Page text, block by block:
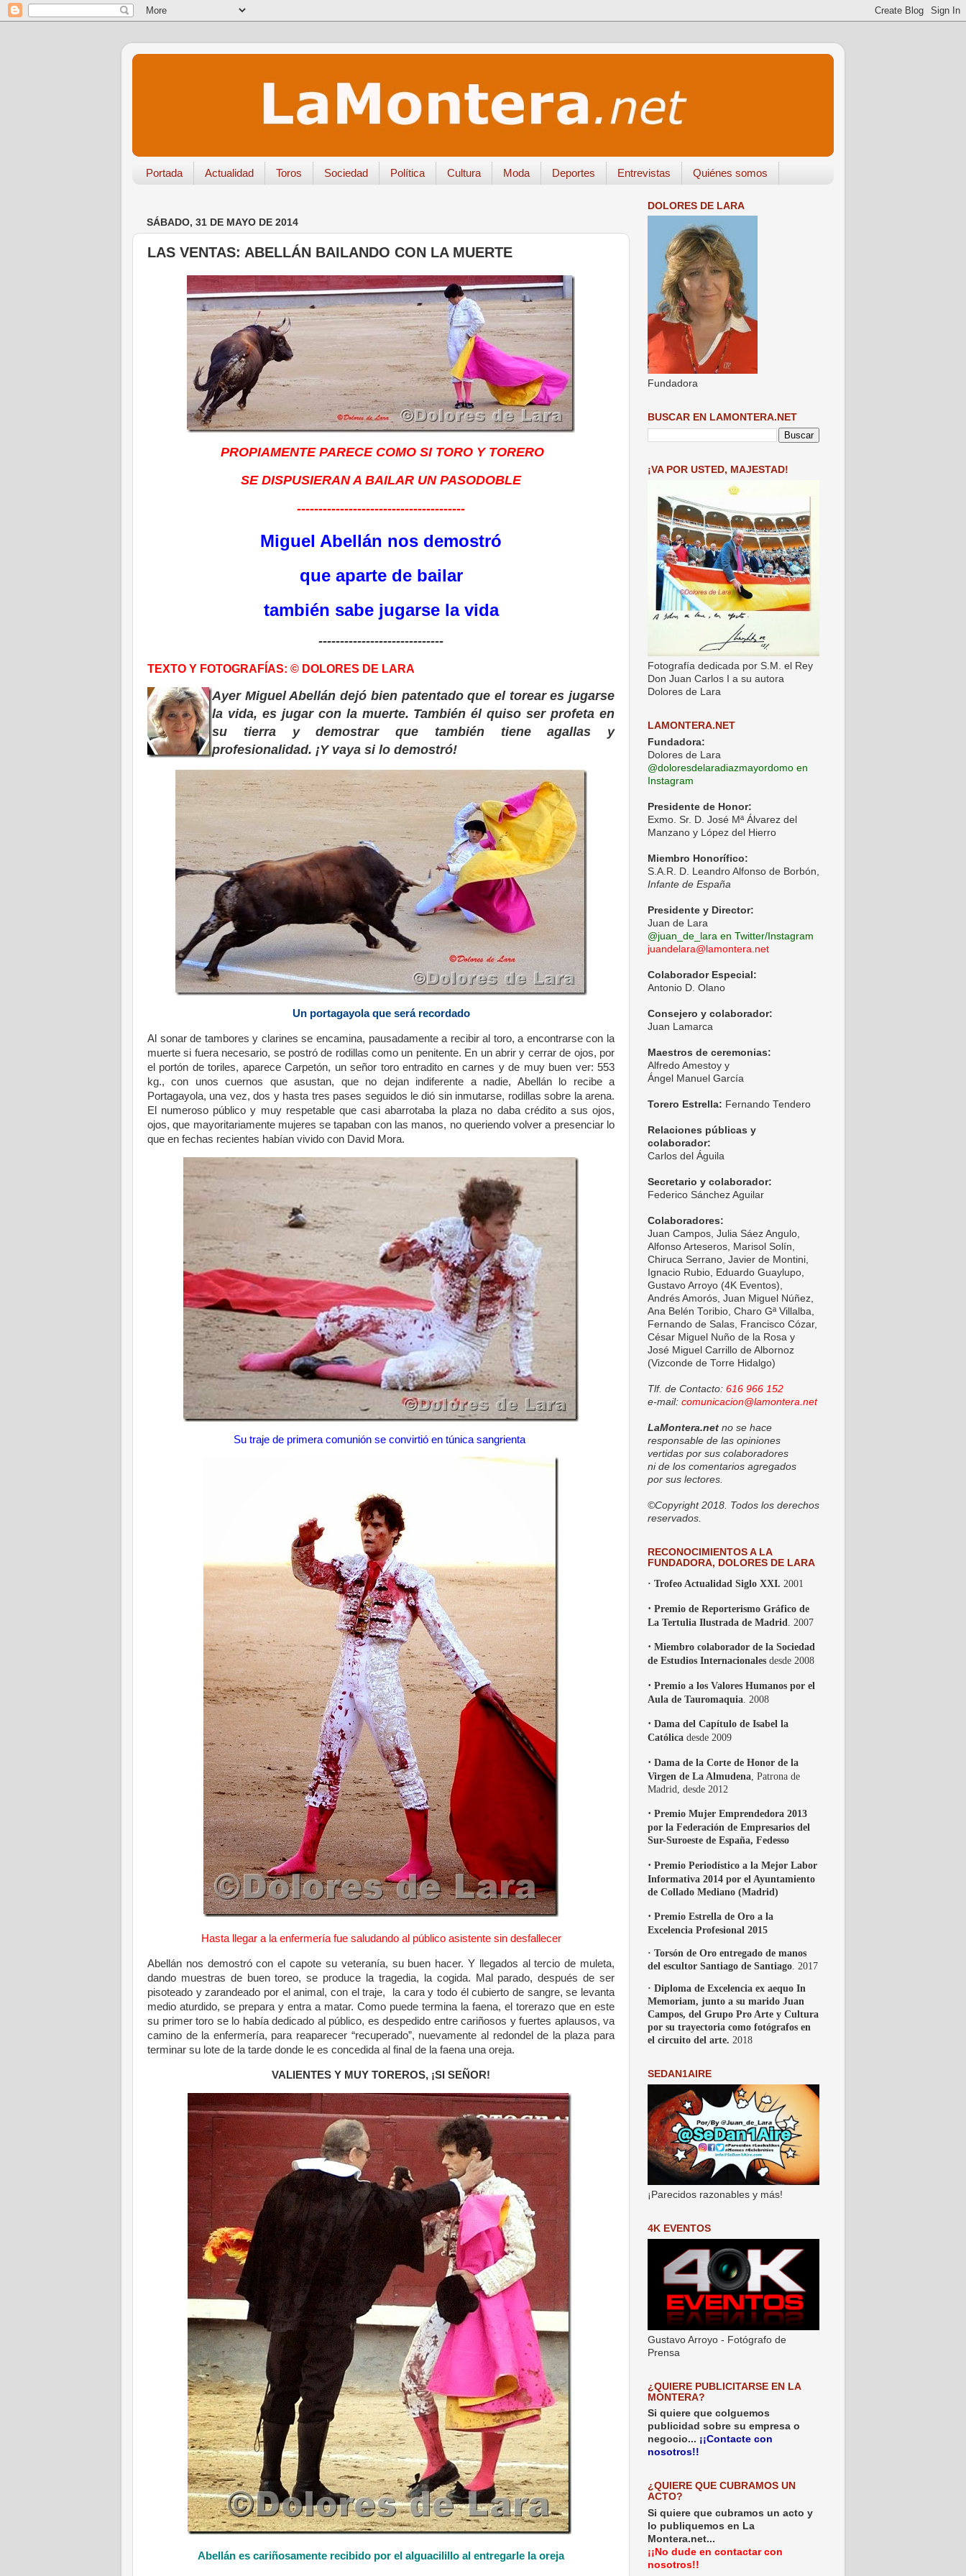
Portada Actualidad Toros Sociedad Política Cultura Moda Deportes Entrevistas Quiénes somos
SÁBADO, 31 DE MAYO DE 2014
LAS VENTAS: ABELLÁN BAILANDO CON LA MUERTE
PROPIAMENTE PARECE COMO SI TORO Y TORERO
SE DISPUSIERAN A BAILAR UN PASODOBLE
---------------------------------------
Miguel Abellán nos demostró
que aparte de bailar
también sabe jugarse la vida
-----------------------------
TEXTO Y FOTOGRAFÍAS: © DOLORES DE LARA
Ayer Miguel Abellán dejó bien patentado que el torear es jugarse
la vida, es jugar con la muerte. También él quiso ser profeta en
su tierra y demostrar que también tiene agallas y
profesionalidad. ¡Y vaya si lo demostró!
Un portagayola que será recordado
Al sonar de tambores y clarines se encamina, pausadamente a recibir al toro, a encontrarse con la
muerte si fuera necesario, se postró de rodillas como un penitente. En un abrir y cerrar de ojos, por
el portón de toriles, aparece Carpetón, un señor toro entradito en carnes y de muy buen ver: 553
kg., con unos cuernos que asustan, que no dejan indiferente a nadie, Abellán lo recibe a
Portagayola, una vez, dos y hasta tres pases seguidos le dió sin inmutarse, rodillas sobre la arena.
El numeroso público y muy respetable que casi abarrotaba la plaza no daba crédito a sus ojos,
ojos, que mayoritariamente mujeres se tapaban con las manos, no queriendo volver a presenciar lo
que en fechas recientes habían vivido con David Mora.
Su traje de primera comunión se convirtió en túnica sangrienta
Hasta llegar a la enfermería fue saludando al público asistente sin desfallecer
Abellán nos demostró con el capote su veteranía, su buen hacer. Y llegados al tercio de muleta,
dando muestras de buen toreo, se produce la tragedia, la cogida. Mal parado, después de ser
pisoteado y zarandeado por el animal, con el traje, la cara y todo él cubierto de sangre, se levanta
medio aturdido, se prepara y entra a matar. Como puede termina la faena, el torerazo que en este
su primer toro se lo había dedicado al público, es despedido entre cariñosos y fuertes aplausos, va
camino de la enfermería, para reaparecer “recuperado”, nuevamente al redondel de la plaza para
terminar su lote de la tarde donde le es concedida al final de la faena una oreja.
VALIENTES Y MUY TOREROS, ¡SI SEÑOR!
Abellán es cariñosamente recibido por el alguacilillo al entregarle la oreja
DOLORES DE LARA
Fundadora
BUSCAR EN LAMONTERA.NET
¡VA POR USTED, MAJESTAD!
Fotografía dedicada por S.M. el Rey
Don Juan Carlos I a su autora
Dolores de Lara
LAMONTERA.NET
Fundadora:
Dolores de Lara
@doloresdelaradiazmayordomo en
Instagram
Presidente de Honor:
Exmo. Sr. D. José Mª Álvarez del
Manzano y López del Hierro
Miembro Honorífico:
S.A.R. D. Leandro Alfonso de Borbón,
Infante de España
Presidente y Director:
Juan de Lara
@juan_de_lara en Twitter/Instagram
juandelara@lamontera.net
Colaborador Especial:
Antonio D. Olano
Consejero y colaborador:
Juan Lamarca
Maestros de ceremonias:
Alfredo Amestoy y
Ángel Manuel García
Torero Estrella: Fernando Tendero
Relaciones públicas y
colaborador:
Carlos del Águila
Secretario y colaborador:
Federico Sánchez Aguilar
Colaboradores:
Juan Campos, Julia Sáez Angulo,
Alfonso Arteseros, Marisol Solín,
Chiruca Serrano, Javier de Montini,
Ignacio Rubio, Eduardo Guaylupo,
Gustavo Arroyo (4K Eventos),
Andrés Amorós, Juan Miguel Núñez,
Ana Belén Toribio, Charo Gª Villalba,
Fernando de Salas, Francisco Cózar,
César Miguel Nuño de la Rosa y
José Miguel Carrillo de Albornoz
(Vizconde de Torre Hidalgo)
Tlf. de Contacto: 616 966 152
e-mail: comunicacion@lamontera.net
LaMontera.net no se hace
responsable de las opiniones
vertidas por sus colaboradores
ni de los comentarios agregados
por sus lectores.
©Copyright 2018. Todos los derechos
reservados.
RECONOCIMIENTOS A LA
FUNDADORA, DOLORES DE LARA
· Trofeo Actualidad Siglo XXI. 2001
· Premio de Reporterismo Gráfico de
La Tertulia Ilustrada de Madrid . 2007
· Miembro colaborador de la Sociedad
de Estudios Internacionales desde 2008
· Premio a los Valores Humanos por el
Aula de Tauromaquia . 2008
· Dama del Capítulo de Isabel la
Católica desde 2009
· Dama de la Corte de Honor de la
Virgen de La Almudena , Patrona de
Madrid, desde 2012
· Premio Mujer Emprendedora 2013
por la Federación de Empresarios del
Sur-Suroeste de España, Fedesso
· Premio Periodístico a la Mejor Labor
Informativa 2014 por el Ayuntamiento
de Collado Mediano (Madrid)
· Premio Estrella de Oro a la
Excelencia Profesional 2015
· Torsón de Oro entregado de manos
del escultor Santiago de Santiago . 2017
· Diploma de Excelencia ex aequo In
Memoriam, junto a su marido Juan
Campos, del Grupo Pro Arte y Cultura
por su trayectoria como fotógrafos en
el circuito del arte. 2018
SEDAN1AIRE
¡Parecidos razonables y más!
4K EVENTOS
Gustavo Arroyo - Fotógrafo de
Prensa
¿QUIERE PUBLICITARSE EN LA
MONTERA?
Si quiere que colguemos
publicidad sobre su empresa o
negocio... ¡¡Contacte con
nosotros!!
¿QUIERE QUE CUBRAMOS UN
ACTO?
Si quiere que cubramos un acto y
lo publiquemos en La
Montera.net...
¡¡No dude en contactar con
nosotros!!